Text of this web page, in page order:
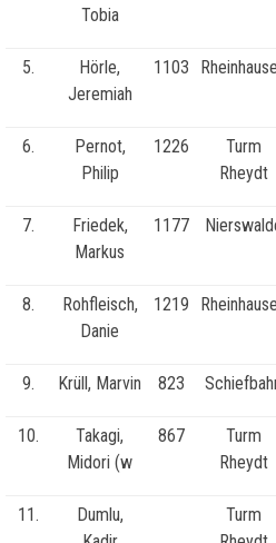
Tobia
5.
Hörle,
Jeremiah
1103
6.
Pernot,
Philip
1226
Turm
Rheydt
7.
Friedek,
Markus
1177
8.
Rohfleisch,
Danie
1219
9. Krüll, Marvin 823
10.
Takagi,
Midori (w
867
Turm
Rheydt
11.
Dumlu,
Turm